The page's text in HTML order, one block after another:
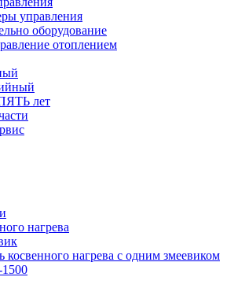
управления
оборудование
отоплением
лет
нагрева
косвенного нагрева с одним змеевиком